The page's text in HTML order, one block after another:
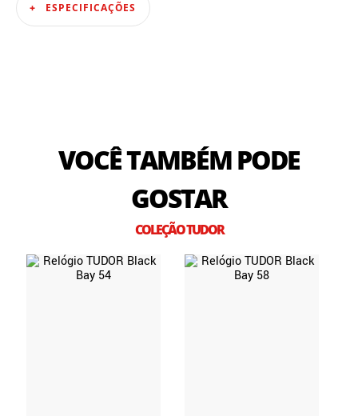
ESPECIFICAÇÕES
VOCÊ TAMBÉM PODE
GOSTAR
COLEÇÃO TUDOR